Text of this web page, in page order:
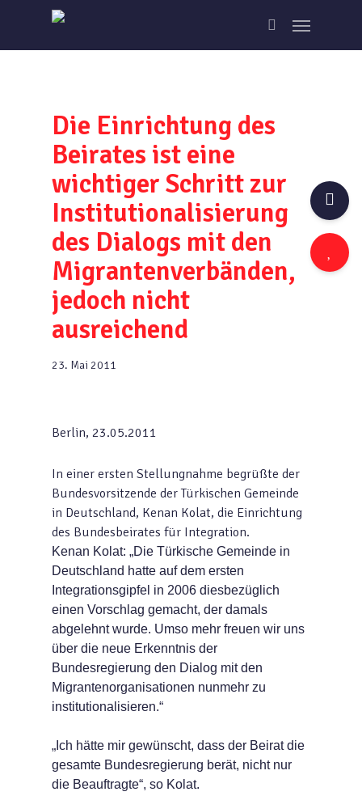
main
search
Menu
Die Einrichtung des
Beirates ist eine
wichtiger Schritt zur
Institutionalisierung
des Dialogs mit den
Migrantenverbänden,
jedoch nicht
ausreichend
23. Mai 2011
Berlin, 23.05.2011
In einer ersten Stellungnahme begrüßte der
Bundesvorsitzende der Türkischen Gemeinde
in Deutschland, Kenan Kolat, die Einrichtung
des Bundesbeirates für Integration.
Kenan Kolat: „Die Türkische Gemeinde in
Deutschland hatte auf dem ersten
Integrationsgipfel in 2006 diesbezüglich
einen Vorschlag gemacht, der damals
abgelehnt wurde. Umso mehr freuen wir uns
über die neue Erkenntnis der
Bundesregierung den Dialog mit den
Migrantenorgani­sationen nunmehr zu
institutionalisieren.“
„Ich hätte mir gewünscht, dass der Beirat die
gesamte Bundesregierung berät, nicht nur
die Beauftragte“, so Kolat.